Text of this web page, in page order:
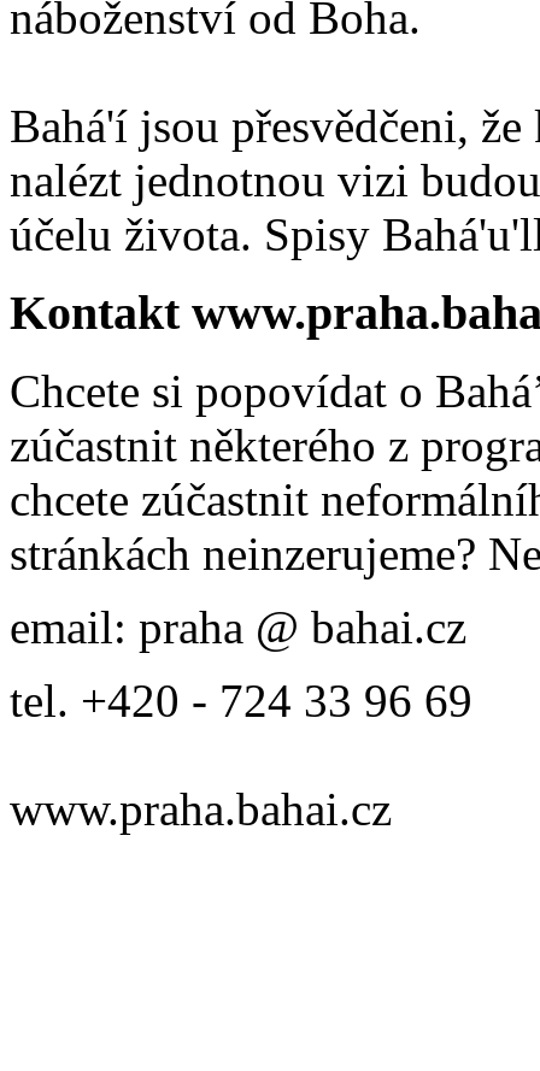
náboženství od Boha.
Bahá'í jsou přesvědčeni,
nalézt jednotnou vizi
účelu života. Spisy
Kontakt
Chcete si popovídat o
zúčastnit některého z
chcete zúčastnit
stránkách neinzerujeme?
email: praha @ bahai.cz
tel. +420 - 724 33 96 69
www.praha.bahai.cz